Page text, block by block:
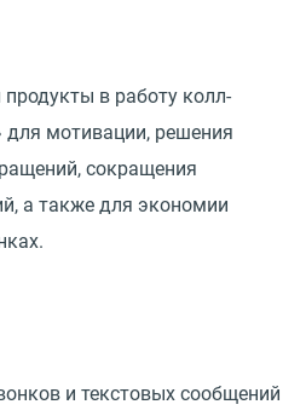
продукты в работу колл-
мотивации, решения
сокращения
а также для экономии
и текстовых сообщений